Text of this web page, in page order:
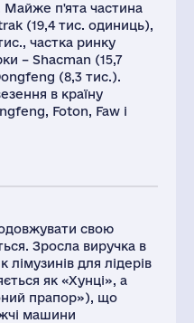
п'ята частина
(19,4 тис. одиниць),
частка ринку
– Shacman (15,7
(8,3 тис.).
в країну
Foton, Faw і
свою
Зросла виручка в
лімузинів для лідерів
як «Хунці», а
прапор»), що
машини